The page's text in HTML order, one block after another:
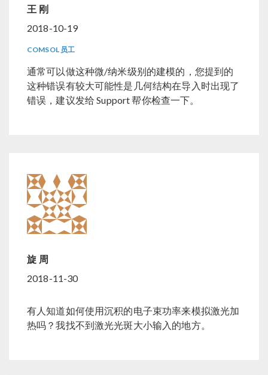
王 刚
2018-10-19
COMSOL 员工
通常可以做这种微/纳米级别的建模的，您提到的
这种错误有较大可能性是几何结构在导入时出现了
错误，建议发给 Support 帮你检查一下。
旋 周
2018-11-30
有人知道如何使用沉积的电子束功率来模拟激光加
热吗？我找不到激光光斑大小输入的地方。